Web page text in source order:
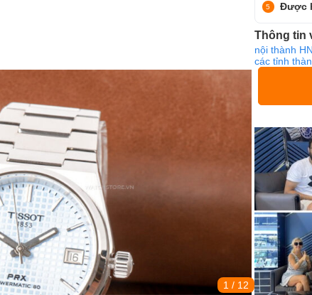
1 / 12
Được
Thông tin
nội thành
các tỉnh